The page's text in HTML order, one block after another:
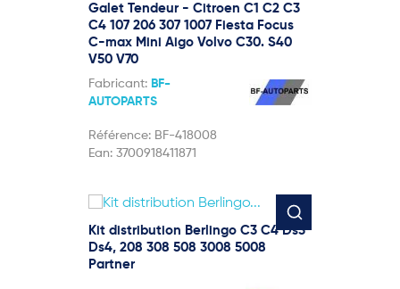
Galet Tendeur - Citroen C1 C2 C3
C4 107 206 307 1007 Fiesta Focus
C-max Mini Aigo Volvo C30. S40
V50 V70
Fabricant: BF-
AUTOPARTS
Référence: BF-418008
Ean: 3700918411871
Kit distribution Berlingo C3 C4 Ds3
Ds4, 208 308 508 3008 5008
Partner